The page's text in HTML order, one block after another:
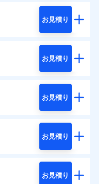
お見積り
お見積り
お見積り
お見積り
お見積り